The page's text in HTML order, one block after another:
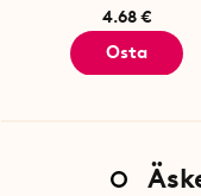
4.68 €
Osta